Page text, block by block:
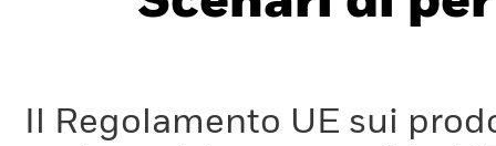
Il Regolamento UE sui